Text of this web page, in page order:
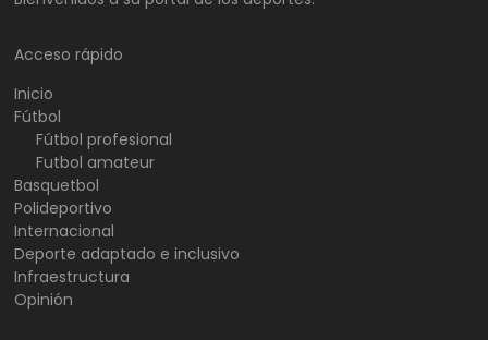
Acceso rápido
Inicio
Fútbol
Fútbol profesional
Futbol amateur
Basquetbol
Polideportivo
Internacional
Deporte adaptado e inclusivo
Infraestructura
Opinión